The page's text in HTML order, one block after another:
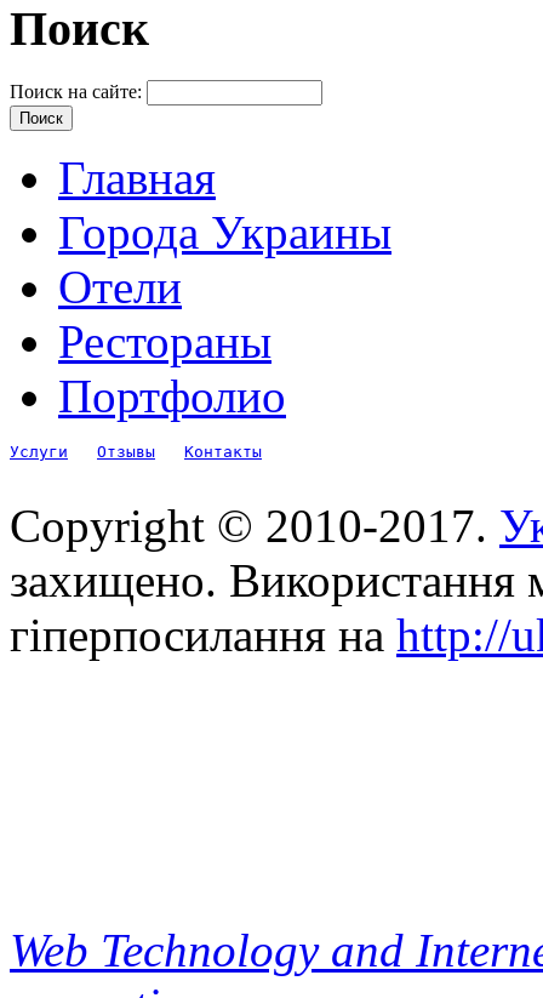
Поиск
Поиск на сайте:
Главная
Города Украины
Отели
Рестораны
Портфолио
Услуги Отзывы Контакты
Copyright © 2010-2017.
захищено. Використання
гіперпосилання на http://
Web Technology and